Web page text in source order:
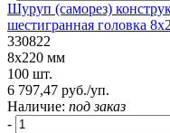
Шуруп (саморез)
шестигранная головка
330822
8х220 мм
100 шт.
6 797,47 руб./уп.
Наличие: под заказ
-